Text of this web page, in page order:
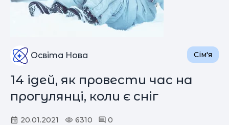
Освіта Нова Сім'я
14 ідей, як провести час на
прогулянці, коли є сніг
20.01.2021 6310 0